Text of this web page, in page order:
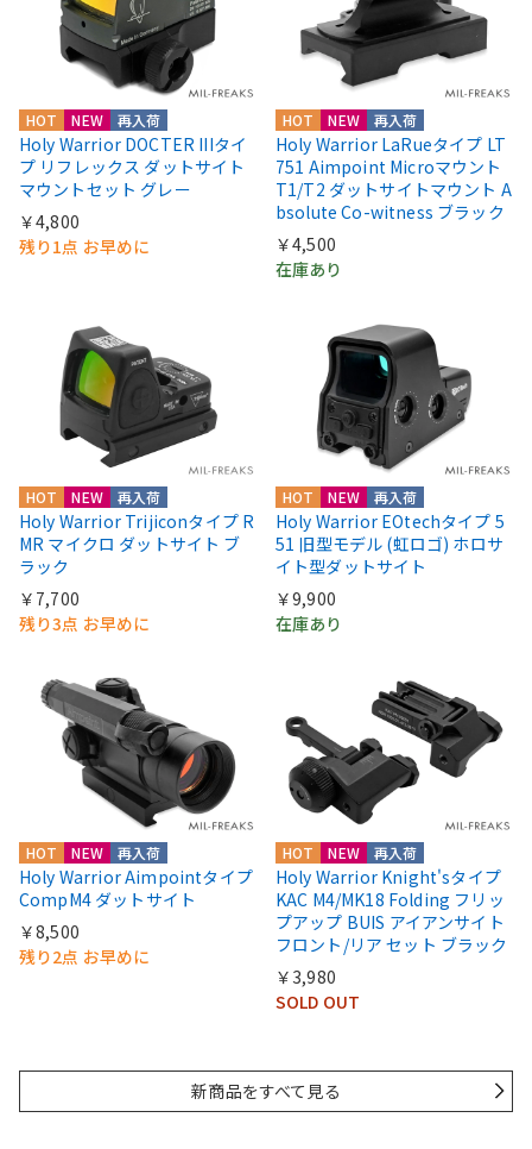
HOT NEW 再入荷
Holy Warrior DOCTER IIIタイ
プ リフレックス ダットサイト
マウントセット グレー
￥4,800
残り1点 お早めに
HOT NEW 再入荷
Holy Warrior LaRueタイプ LT
751 Aimpoint Microマウント
T1/T2 ダットサイトマウント A
bsolute Co-witness ブラック
￥4,500
在庫あり
HOT NEW 再入荷
Holy Warrior Trijiconタイプ R
MR マイクロ ダットサイト ブ
ラック
￥7,700
残り3点 お早めに
HOT NEW 再入荷
Holy Warrior EOtechタイプ 5
51 旧型モデル (虹ロゴ) ホロサ
イト型ダットサイト
￥9,900
在庫あり
HOT NEW 再入荷
Holy Warrior Aimpointタイプ
CompM4 ダットサイト
￥8,500
残り2点 お早めに
HOT NEW 再入荷
Holy Warrior Knight'sタイプ
KAC M4/MK18 Folding フリッ
プアップ BUIS アイアンサイト
フロント/リア セット ブラック
￥3,980
SOLD OUT
新商品をすべて見る